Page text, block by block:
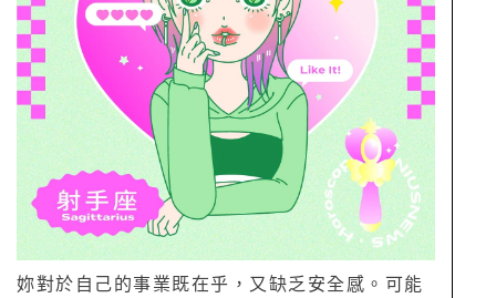
妳對於自己的事業既在乎，又缺乏安全感。可能